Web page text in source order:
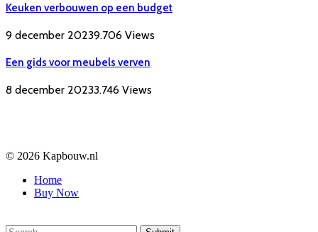
Keuken verbouwen op een budget
9 december 20239.706 Views
Een gids voor meubels verven
8 december 20233.746 Views
© 2026 Kapbouw.nl
Home
Buy Now